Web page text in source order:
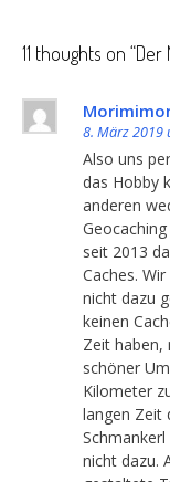
11 thoughts on “Der
8. März 2019
Also uns
das Hobby
anderen
seit 2013
Caches.
nicht dazu
keinen
Zeit haben,
schöner
Kilometer
langen Zeit
nicht dazu.